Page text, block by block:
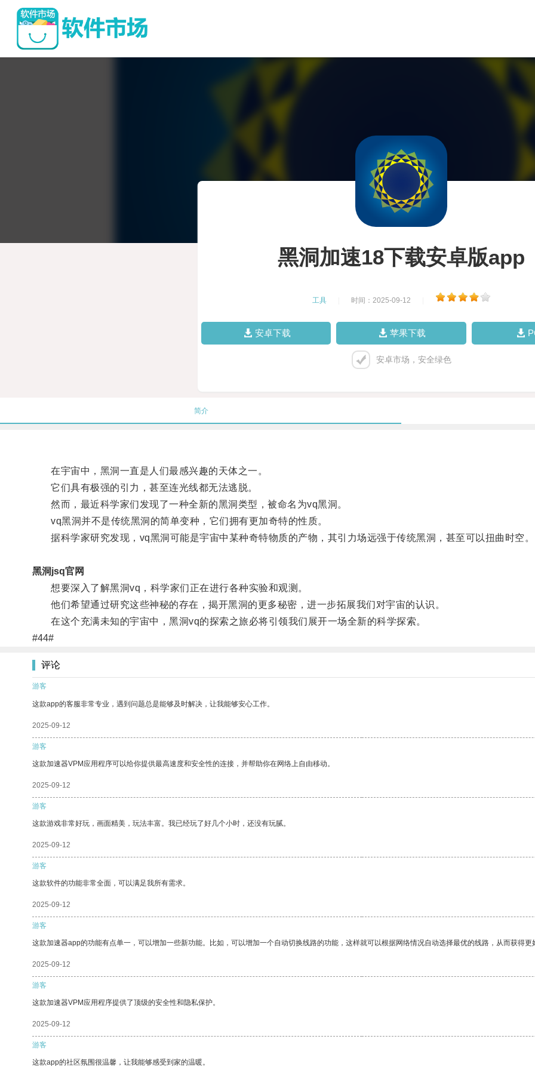
黑洞加速18下载安卓版app
工具 时间：2025-09-12
安卓下载 苹果下载
安卓市场，安全绿色
简介
在宇宙中，黑洞一直是人们最感兴趣的天体之一。
它们具有极强的引力，甚至连光线都无法逃脱。
然而，最近科学家们发现了一种全新的黑洞类型，被命名为vq黑洞。
vq黑洞并不是传统黑洞的简单变种，它们拥有更加奇特的性质。
据科学家研究发现，vq黑洞可能是宇宙中某种奇特物质的产物，其引力场远强于传统黑洞，甚至可以扭曲时空。
黑洞jsq官网
想要深入了解黑洞vq，科学家们正在进行各种实验和观测。
他们希望通过研究这些神秘的存在，揭开黑洞的更多秘密，进一步拓展我们对宇宙的认识。
在这个充满未知的宇宙中，黑洞vq的探索之旅必将引领我们展开一场全新的科学探索。
#44#
评论
游客
这款app的客服非常专业，遇到问题总是能够及时解决，让我能够安心工作。
2025-09-12
游客
这款加速器VPM应用程序可以给你提供最高速度和安全性的连接，并帮助你在网络上自由移动。
2025-09-12
游客
这款游戏非常好玩，画面精美，玩法丰富。我已经玩了好几个小时，还没有玩腻。
2025-09-12
游客
这款软件的功能非常全面，可以满足我所有需求。
2025-09-12
游客
这款加速器app的功能有点单一，可以增加一些新功能。比如，可以增加一个自动切换线路的功能，这样就可以根据网络情况自动选择最优的线路，从而获得更
2025-09-12
游客
这款加速器VPM应用程序提供了顶级的安全性和隐私保护。
2025-09-12
游客
这款app的社区氛围很温馨，让我能够感受到家的温暖。